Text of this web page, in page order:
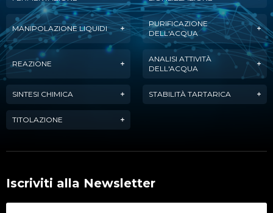
MANIPOLAZIONE LIQUIDI
PURIFICAZIONE
DELL'ACQUA
REAZIONE
ANALISI ATTIVITÀ
DELL'ACQUA
SINTESI CHIMICA STABILITÀ TARTARICA
TITOLAZIONE
Iscriviti alla Newsletter